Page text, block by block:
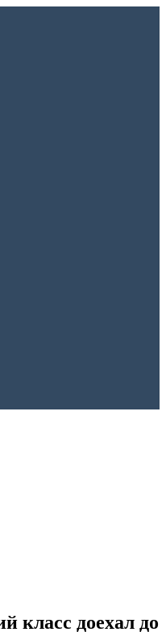
класс доехал до